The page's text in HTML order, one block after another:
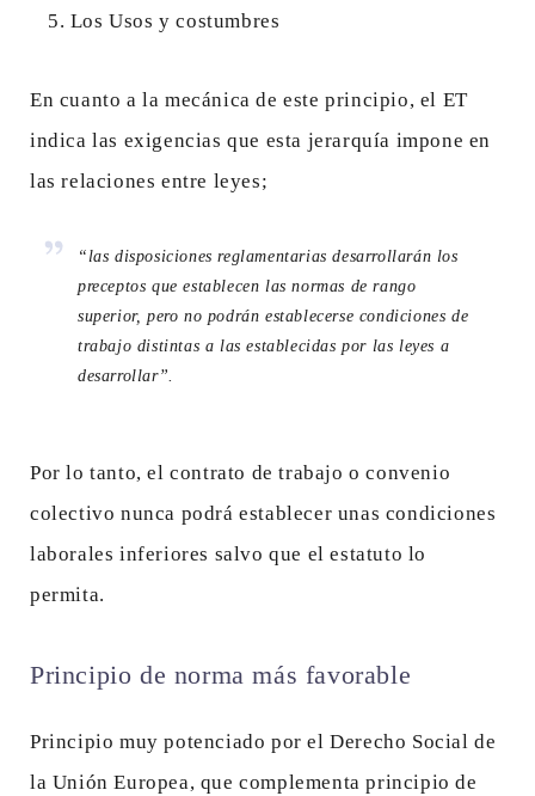
Los Usos y costumbres
En cuanto a la mecánica de este principio, el ET
indica las exigencias que esta jerarquía impone en
las relaciones entre leyes;
“las disposiciones reglamentarias desarrollarán los
preceptos que establecen las normas de rango
superior, pero no podrán establecerse condiciones de
trabajo distintas a las establecidas por las leyes a
desarrollar”.
Por lo tanto, el contrato de trabajo o convenio
colectivo nunca podrá establecer unas condiciones
laborales inferiores salvo que el estatuto lo
permita.
Principio de norma más favorable
Principio muy potenciado por el Derecho Social de
la Unión Europea, que complementa principio de